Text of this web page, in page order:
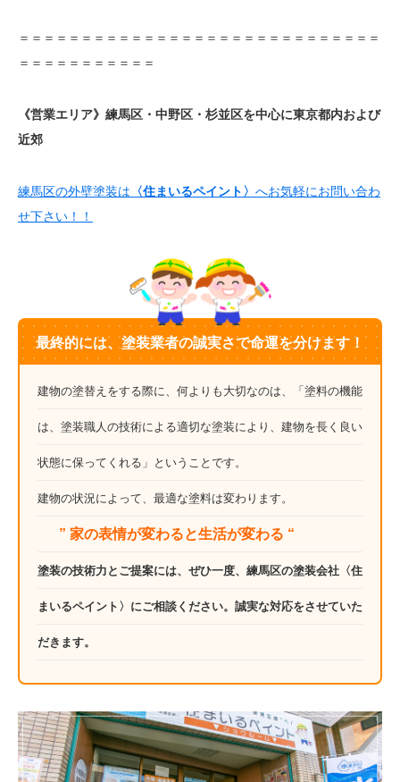
＝＝＝＝＝＝＝＝＝＝＝＝＝＝＝＝＝＝＝＝＝＝＝＝＝＝＝＝＝
＝＝＝＝＝＝＝＝＝＝＝
《営業エリア》練馬区・中野区・杉並区を中心に東京都内および
近郊
練馬区の外壁塗装は 〈住まいるペイント〉 へお気軽にお問い合わ
せ下さい！！
最終的には、塗装業者の誠実さで命運を分けます！
建物の塗替えをする際に、何よりも大切なのは、「塗料の機能
は、塗装職人の技術による適切な塗装により、建物を長く良い
状態に保ってくれる」ということです。
建物の状況によって、最適な塗料は変わります。
” 家の表情が変わると生活が変わる “
塗装の技術力とご提案には、ぜひ一度、練馬区の塗装会社〈住
まいるペイント〉にご相談ください。誠実な対応をさせていた
だきます。